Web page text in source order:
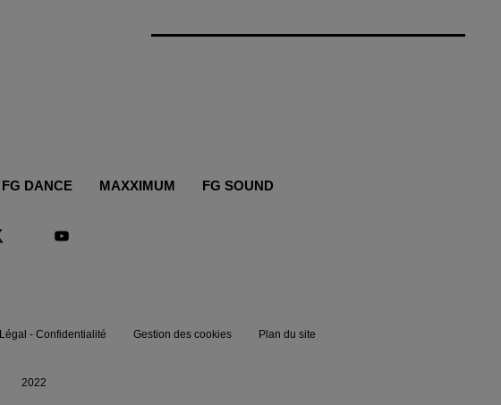
FG DANCE MAXXIMUM FG SOUND
Légal - Confidentialité Gestion des cookies Plan du site
2022